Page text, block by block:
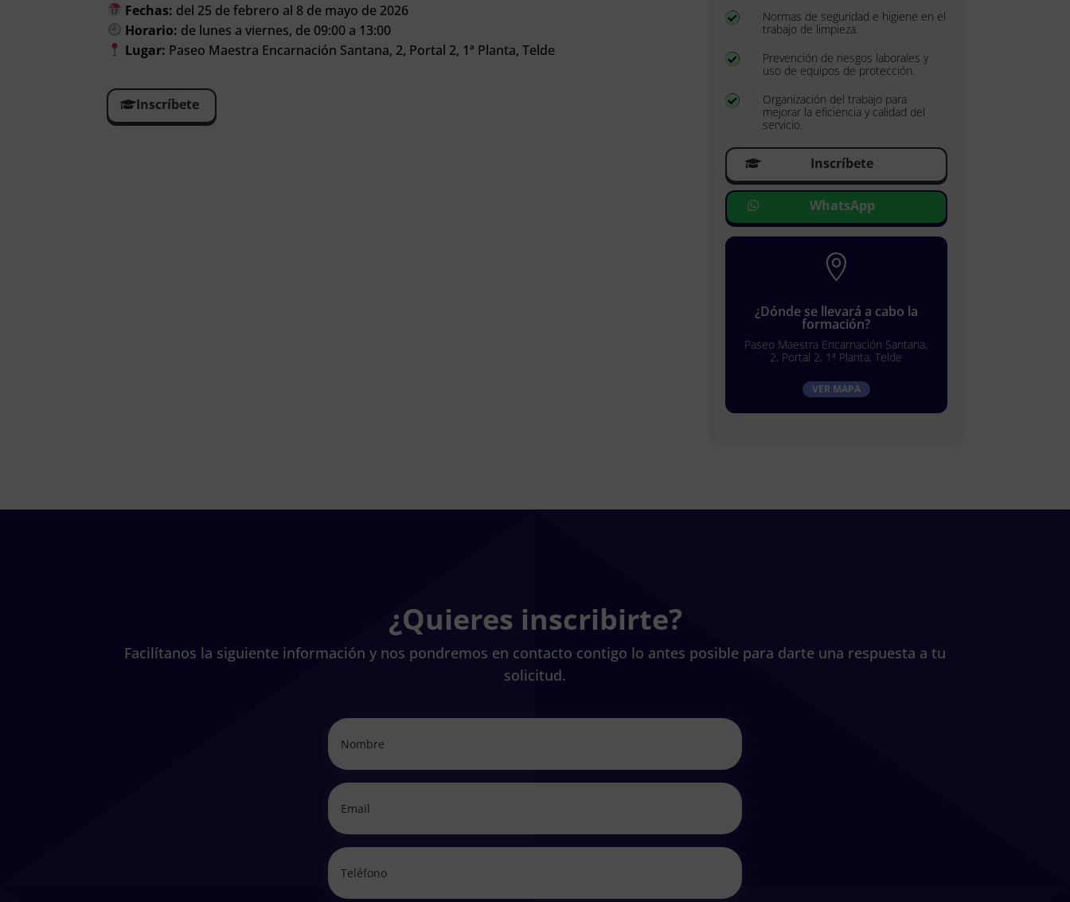
Fechas: del 25 de febrero al 8 de mayo de 2026
Horario: de lunes a viernes, de 09:00 a 13:00
Lugar: Paseo Maestra Encarnación Santana, 2, Portal 2, 1ª Planta, Telde
Inscríbete

Normas de seguridad e higiene en el
trabajo de limpieza.

Prevención de riesgos laborales y
uso de equipos de protección.

Organización del trabajo para
mejorar la eficiencia y calidad del
servicio.
Inscríbete
WhatsApp

¿Dónde se llevará a cabo la
formación?
Paseo Maestra Encarnación Santana,
2, Portal 2, 1ª Planta, Telde
VER MAPA
¿Quieres inscribirte?
Facilítanos la siguiente información y nos pondremos en contacto contigo lo antes posible para darte una respuesta a tu
solicitud.